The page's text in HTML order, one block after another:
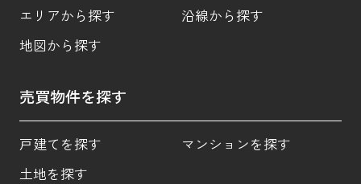
エリアから探す
沿線から探す
地図から探す
売買物件を探す
戸建てを探す
マンションを探す
土地を探す